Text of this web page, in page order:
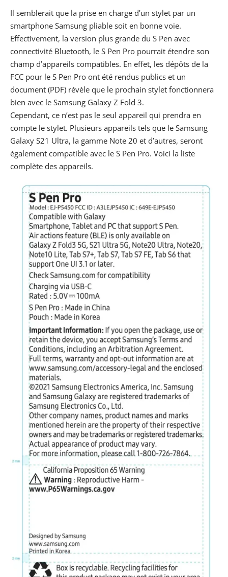
Il semblerait que la prise en charge d’un stylet par un
smartphone Samsung pliable soit en bonne voie.
Effectivement, la version plus grande du S Pen avec
connectivité Bluetooth, le S Pen Pro pourrait étendre son
champ d’appareils compatibles. En effet, les dépôts de la
FCC pour le S Pen Pro ont été rendus publics et un
document (PDF) révèle que le prochain stylet fonctionnera
bien avec le Samsung Galaxy Z Fold 3.
Cependant, ce n’est pas le seul appareil qui prendra en
compte le stylet. Plusieurs appareils tels que le Samsung
Galaxy S21 Ultra, la gamme Note 20 et d’autres, seront
également compatible avec le S Pen Pro. Voici la liste
complète des appareils.